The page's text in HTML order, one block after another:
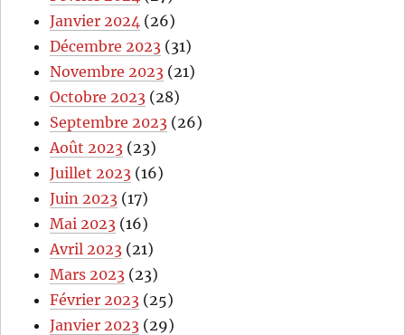
Janvier 2024 (26)
Décembre 2023 (31)
Novembre 2023 (21)
Octobre 2023 (28)
Septembre 2023 (26)
Août 2023 (23)
Juillet 2023 (16)
Juin 2023 (17)
Mai 2023 (16)
Avril 2023 (21)
Mars 2023 (23)
Février 2023 (25)
Janvier 2023 (29)